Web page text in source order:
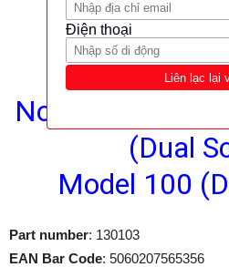
NorTorque
(Dual
Model 100
Part number: 130103
EAN Bar Code: 5060207565356